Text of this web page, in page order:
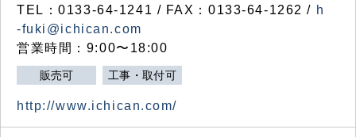
TEL：0133-64-1241 / FAX：0133-64-1262 / h
-fuki@ichican.com
営業時間：9:00〜18:00
販売可 工事・取付可
http://www.ichican.com/